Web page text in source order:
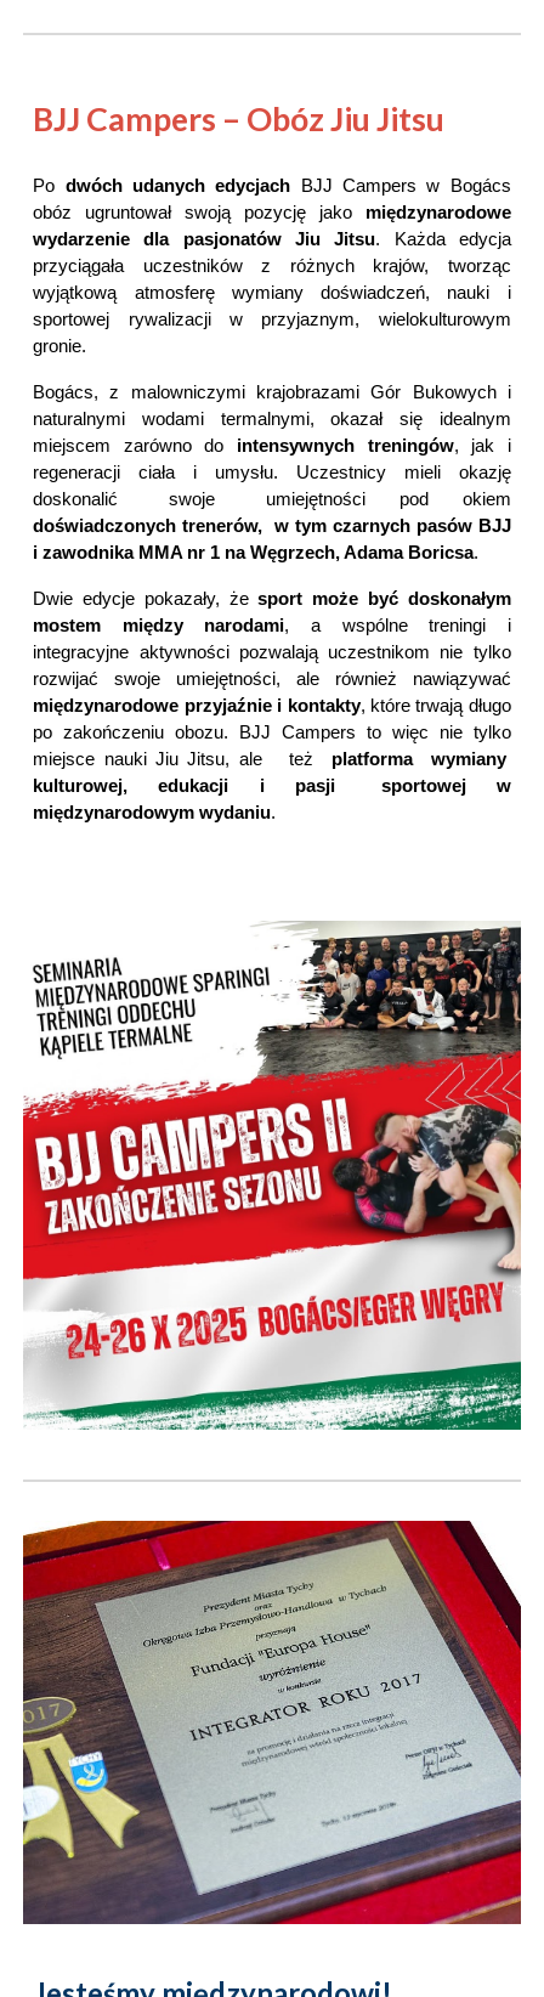
BJJ Campers – Obóz Jiu Jitsu
Po dwóch udanych edycjach BJJ Campers w Bogács
obóz ugruntował swoją pozycję jako międzynarodowe
wydarzenie dla pasjonatów Jiu Jitsu. Każda edycja
przyciągała uczestników z różnych krajów, tworząc
wyjątkową atmosferę wymiany doświadczeń, nauki i
sportowej rywalizacji w przyjaznym, wielokulturowym
gronie.
Bogács, z malowniczymi krajobrazami Gór Bukowych i
naturalnymi wodami termalnymi, okazał się idealnym
miejscem zarówno do intensywnych treningów, jak i
regeneracji ciała i umysłu. Uczestnicy mieli okazję
doskonalić swoje umiejętności pod okiem
doświadczonych trenerów, w tym czarnych pasów BJJ
i zawodnika MMA nr 1 na Węgrzech, Adama Boricsa.
Dwie edycje pokazały, żesport może być doskonałym
mostem między narodami, a wspólne treningi i
integracyjne aktywności pozwalają uczestnikom nie tylko
rozwijać swoje umiejętności, ale również nawiązywać
międzynarodowe przyjaźnie i kontakty, które trwają długo
po zakończeniu obozu. BJJ Campers to więc nie tylko
miejsce nauki Jiu Jitsu, ale też platforma wymiany
kulturowej, edukacji i pasji sportowej w
międzynarodowym wydaniu.